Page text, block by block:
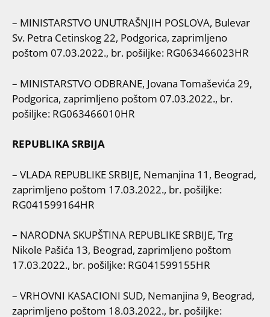
– MINISTARSTVO UNUTRAŠNJIH POSLOVA, Bulevar
Sv. Petra Cetinskog 22, Podgorica, zaprimljeno
poštom 07.03.2022., br. pošiljke: RG063466023HR
– MINISTARSTVO ODBRANE, Jovana Tomaševića 29,
Podgorica, zaprimljeno poštom 07.03.2022., br.
pošiljke: RG063466010HR
REPUBLIKA SRBIJA
– VLADA REPUBLIKE SRBIJE, Nemanjina 11, Beograd,
zaprimljeno poštom 17.03.2022., br. pošiljke:
RG041599164HR
– NARODNA SKUPŠTINA REPUBLIKE SRBIJE, Trg
Nikole Pašića 13, Beograd, zaprimljeno poštom
17.03.2022., br. pošiljke: RG041599155HR
– VRHOVNI KASACIONI SUD, Nemanjina 9, Beograd,
zaprimljeno poštom 18.03.2022., br. pošiljke: